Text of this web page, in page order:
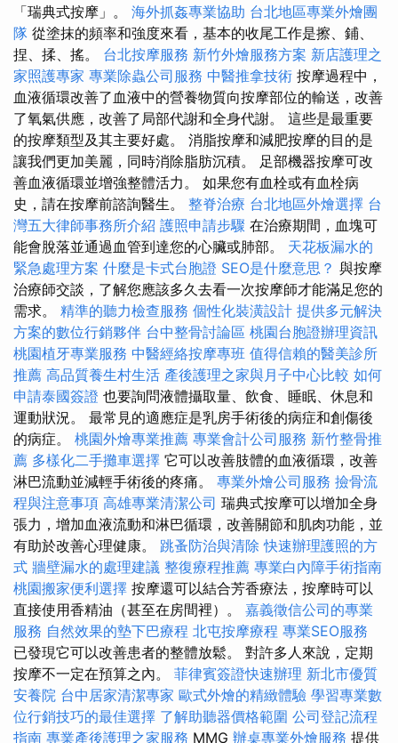
「瑞典式按摩」。 海外抓姦專業協助 台北地區專業外燴團
隊 從塗抹的頻率和強度來看，基本的收尾工作是擦、鋪、
捏、揉、搖。 台北按摩服務 新竹外燴服務方案 新店護理之
家照護專家 專業除蟲公司服務 中醫推拿技術 按摩過程中，
血液循環改善了血液中的營養物質向按摩部位的輸送，改善
了氧氣供應，改善了局部代謝和全身代謝。 這些是最重要
的按摩類型及其主要好處。 消脂按摩和減肥按摩的目的是
讓我們更加美麗，同時消除脂肪沉積。 足部機器按摩可改
善血液循環並增強整體活力。 如果您有血栓或有血栓病
史，請在按摩前諮詢醫生。 整脊治療 台北地區外燴選擇 台
灣五大律師事務所介紹 護照申請步驟 在治療期間，血塊可
能會脫落並通過血管到達您的心臟或肺部。 天花板漏水的
緊急處理方案 什麼是卡式台胞證 SEO是什麼意思？ 與按摩
治療師交談，了解您應該多久去看一次按摩師才能滿足您的
需求。 精準的聽力檢查服務 個性化裝潢設計 提供多元解決
方案的數位行銷夥伴 台中整骨討論區 桃園台胞證辦理資訊
桃園植牙專業服務 中醫經絡按摩專班 值得信賴的醫美診所
推薦 高品質養生村生活 產後護理之家與月子中心比較 如何
申請泰國簽證 也要詢問液體攝取量、飲食、睡眠、休息和
運動狀況。 最常見的適應症是乳房手術後的病症和創傷後
的病症。 桃園外燴專業推薦 專業會計公司服務 新竹整骨推
薦 多樣化二手攤車選擇 它可以改善肢體的血液循環，改善
淋巴流動並減輕手術後的疼痛。 專業外燴公司服務 撿骨流
程與注意事項 高雄專業清潔公司 瑞典式按摩可以增加全身
張力，增加血液流動和淋巴循環，改善關節和肌肉功能，並
有助於改善心理健康。 跳蚤防治與清除 快速辦理護照的方
式 牆壁漏水的處理建議 整復療程推薦 專業白內障手術指南
桃園搬家便利選擇 按摩還可以結合芳香療法，按摩時可以
直接使用香精油（甚至在房間裡）。 嘉義徵信公司的專業
服務 自然效果的墊下巴療程 北屯按摩療程 專業SEO服務
已發現它可以改善患者的整體放鬆。 對許多人來說，定期
按摩不一定在預算之內。 菲律賓簽證快速辦理 新北市優質
安養院 台中居家清潔專家 歐式外燴的精緻體驗 學習專業數
位行銷技巧的最佳選擇 了解助聽器價格範圍 公司登記流程
指南 專業產後護理之家服務 MMG 辦桌專業外燴服務 提供